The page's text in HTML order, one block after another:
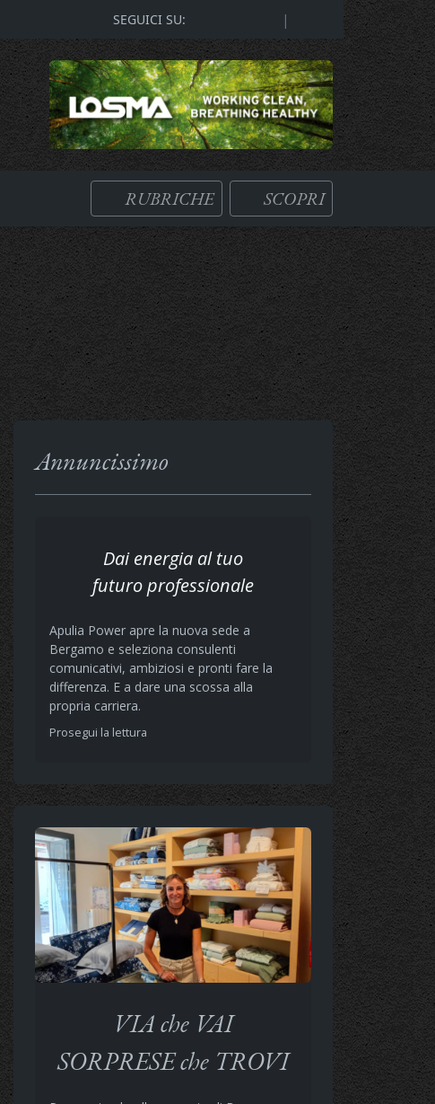
SEGUICI SU: |
RUBRICHE SCOPRI
Annuncissimo
Dai energia al tuo
futuro professionale
Apulia Power apre la nuova sede a
Bergamo e seleziona consulenti
comunicativi, ambiziosi e pronti fare la
differenza. E a dare una scossa alla
propria carriera.
Prosegui la lettura
VIA che VAI
SORPRESE che TROVI